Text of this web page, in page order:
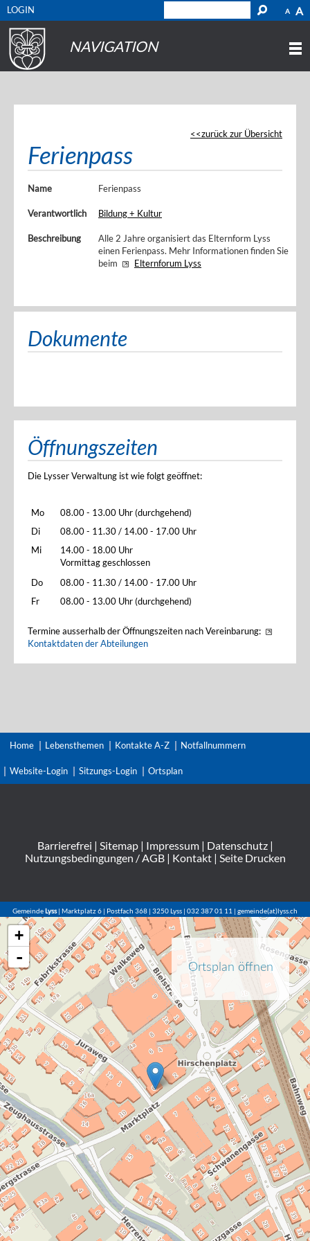
A A
LOGIN
NAVIGATION
zurück zur Übersicht
Ferienpass
Name Ferienpass
Verantwortlich Bildung + Kultur
Beschreibung
Alle 2 Jahre organisiert das Elternform Lyss
einen Ferienpass. Mehr Informationen finden Sie
beim
Elternforum Lyss
Dokumente
Öffnungszeiten
Die Lysser Verwaltung ist wie folgt geöffnet:
Mo
08.00 - 13.00 Uhr (durchgehend)
Di
08.00 - 11.30 / 14.00 - 17.00 Uhr
Mi
14.00 - 18.00 Uhr
Vormittag geschlossen
Do
08.00 - 11.30 / 14.00 - 17.00 Uhr
Fr
08.00 - 13.00 Uhr (durchgehend)
Termine ausserhalb der Öffnungszeiten nach Vereinbarung:
Kontaktdaten der Abteilungen
Home Lebensthemen Kontakte A-Z Notfallnummern
Website-Login Sitzungs-Login Ortsplan
Barrierefrei | Sitemap| Impressum| Datenschutz|
Nutzungsbedingungen / AGB| Kontakt| Seite Drucken
GemeindeLyss| Marktplatz 6 | Postfach 368 | 3250 Lyss | 032 387 01 11 | gemeinde(at)lyss.ch